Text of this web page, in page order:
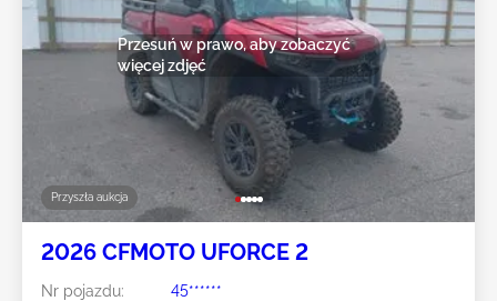
Przyszła aukcja
Przesuń w prawo, aby zobaczyć
więcej zdjęć
2026 CFMOTO UFORCE 2
Nr pojazdu:
45******